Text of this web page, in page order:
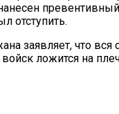
отступить.
заявляет, что вся
ложится на